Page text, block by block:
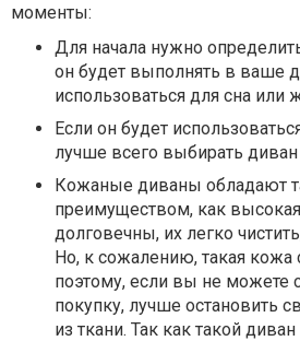
моменты:
Для начала нужно
он будет выполнять в ваше
использоваться для сна или
Если он будет
лучше всего выбирать
Кожаные диваны обладают
преимуществом, как
долговечны, их легко
Но, к сожалению, такая кожа
поэтому, если вы не можете
покупку, лучше остановить
из ткани. Так как такой